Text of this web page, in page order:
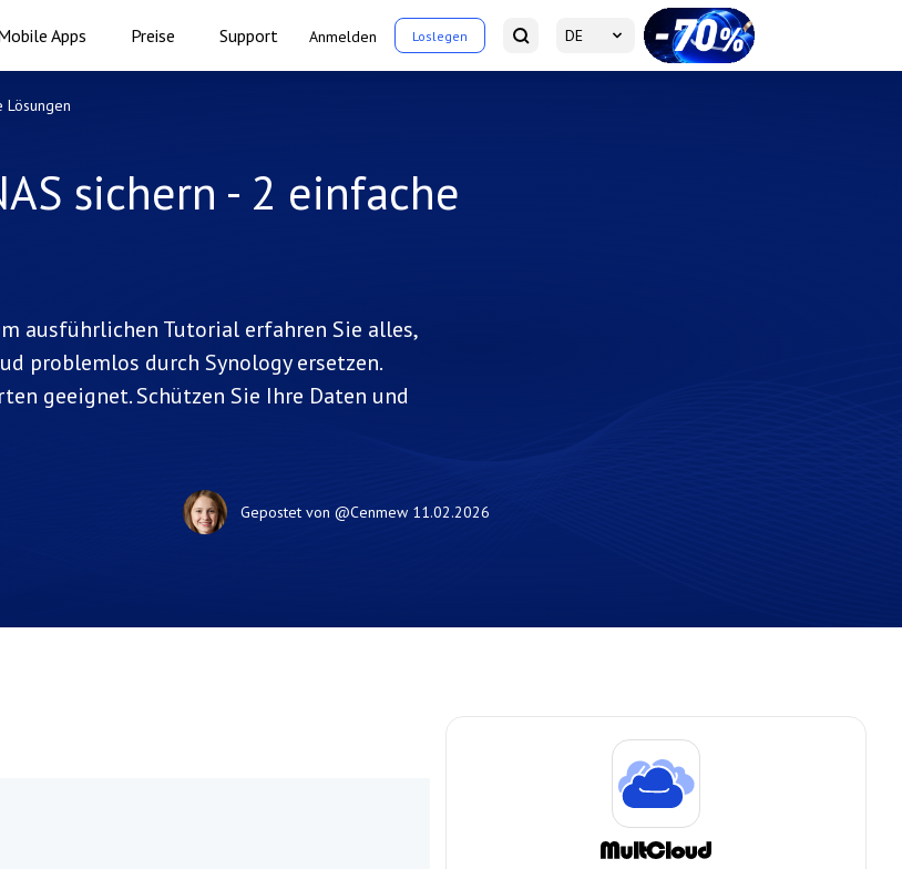
Apps Preise Support Anmelden Loslegen DE
Lösungen
sichern - 2 einfache
ausführlichen Tutorial erfahren Sie alles,
problemlos durch Synology ersetzen.
geeignet. Schützen Sie Ihre Daten und
Gepostet von @Cenmew 11.02.2026